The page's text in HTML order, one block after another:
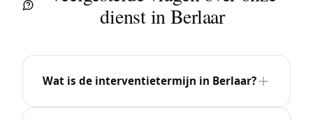
dienst in Berlaar
Wat is de interventietermijn in Berlaar?